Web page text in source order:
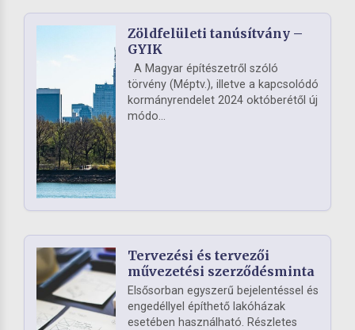
Zöldfelületi tanúsítvány –
GYIK
A Magyar építészetről szóló
törvény (Méptv.), illetve a kapcsolódó
kormányrendelet 2024 októberétől új
módo...
Tervezési és tervezői
művezetési szerződésminta
Elsősorban egyszerű bejelentéssel és
engedéllyel építhető lakóházak
esetében használható. Részletes